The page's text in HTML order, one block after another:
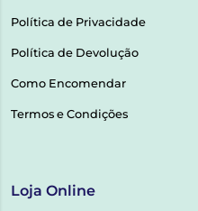
Política de Privacidade
Política de Devolução
Como Encomendar
Termos e Condições
Loja Online